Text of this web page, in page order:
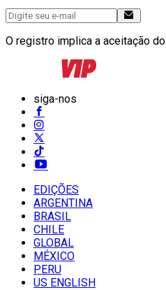
O registro implica a aceitação do
siga-nos
EDIÇÕES
ARGENTINA
BRASIL
CHILE
GLOBAL
MÉXICO
PERU
US ENGLISH